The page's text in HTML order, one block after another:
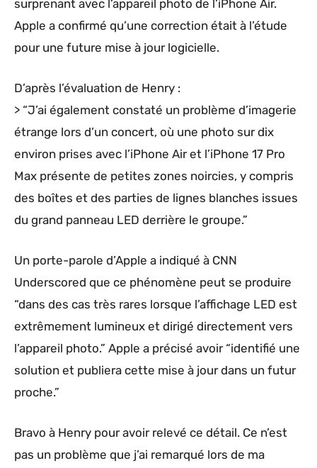
surprenant avec l’appareil photo de l’iPhone Air.
Apple a confirmé qu’une correction était à l’étude
pour une future mise à jour logicielle.
D’après l’évaluation de Henry :
> “J’ai également constaté un problème d’imagerie
étrange lors d’un concert, où une photo sur dix
environ prises avec l’iPhone Air et l’iPhone 17 Pro
Max présente de petites zones noircies, y compris
des boîtes et des parties de lignes blanches issues
du grand panneau LED derrière le groupe.”
Un porte-parole d’Apple a indiqué à CNN
Underscored que ce phénomène peut se produire
“dans des cas très rares lorsque l’affichage LED est
extrêmement lumineux et dirigé directement vers
l’appareil photo.” Apple a précisé avoir “identifié une
solution et publiera cette mise à jour dans un futur
proche.”
Bravo à Henry pour avoir relevé ce détail. Ce n’est
pas un problème que j’ai remarqué lors de ma